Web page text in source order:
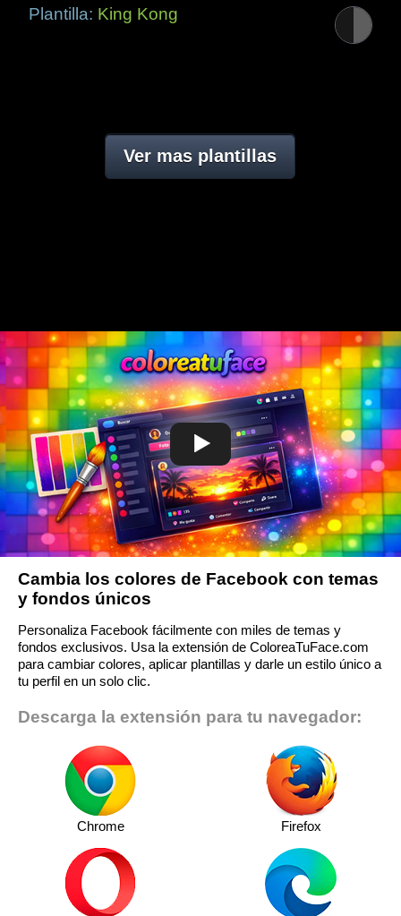
Plantilla: King Kong
Ver mas plantillas
Cambia los colores de Facebook con temas
y fondos únicos
Personaliza Facebook fácilmente con miles de temas y
fondos exclusivos. Usa la extensión de ColoreaTuFace.com
para cambiar colores, aplicar plantillas y darle un estilo único a
tu perfil en un solo clic.
Descarga la extensión para tu navegador:
Chrome Firefox